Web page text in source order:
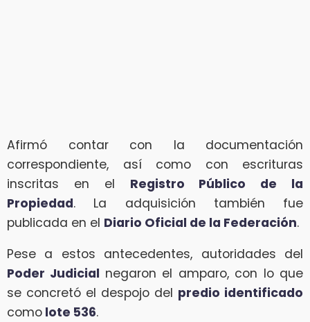
Afirmó contar con la documentación
correspondiente, así como con escrituras
inscritas en el Registro Público de la
Propiedad. La adquisición también fue
publicada en el Diario Oficial de la Federación.
Pese a estos antecedentes, autoridades del
Poder Judicial negaron el amparo, con lo que
se concretó el despojo del predio identificado
como lote 536.